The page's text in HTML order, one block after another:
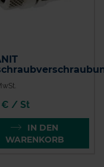
€ / St
IN DEN
WARENKORB